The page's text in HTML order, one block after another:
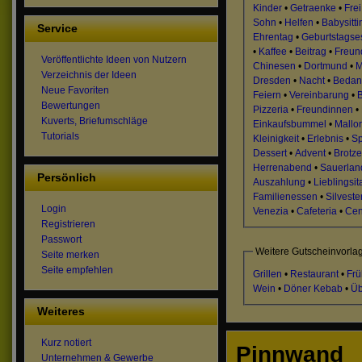
Kinder • Getraenke • Frei
Sohn • Helfen •
Ehrentag •
• Kaffee • Beitrag •
Chinesen • Dortmund •
Dresden • Nacht•
Feiern • Vereinbarung •
Pizzeria • Freundinnen •
Einkaufsbummel •
Kleinigkeit• Erlebnis •
Dessert• Advent•
Herrenabend •
Auszahlung •
Familienessen •
Venezia • Cafeteria •
Weitere
Grillen • Restaurant•
Wein • Döner Kebab •
Pinnwand
Service
Veröffentlichte Ideen von Nutzern
Verzeichnis der Ideen
Neue Favoriten
Bewertungen
Kuverts, Briefumschläge
Tutorials
Persönlich
Login
Registrieren
Passwort
Seite merken
Seite empfehlen
Weiteres
Kurz notiert
Unternehmen & Gewerbe